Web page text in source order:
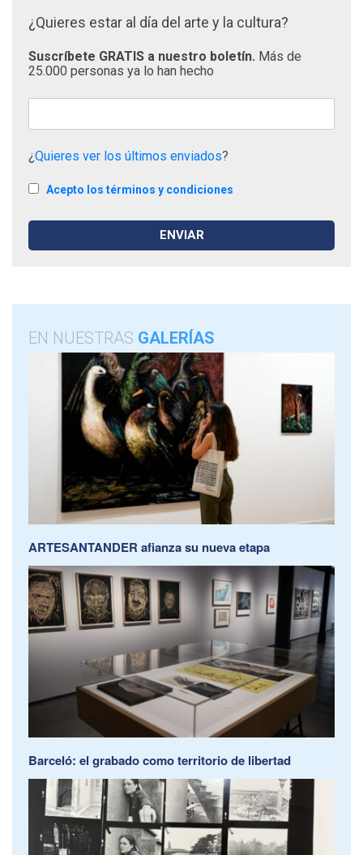
¿Quieres estar al día del arte y la cultura?
Suscríbete GRATIS a nuestro boletín. Más de
25.000 personas ya lo han hecho
¿Quieres ver los últimos enviados?
Acepto los términos y condiciones
EN NUESTRAS GALERÍAS
ARTESANTANDER afianza su nueva etapa
Barceló: el grabado como territorio de libertad